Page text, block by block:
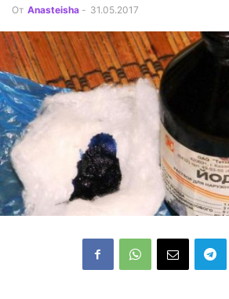
От Anasteisha - 31.05.2017